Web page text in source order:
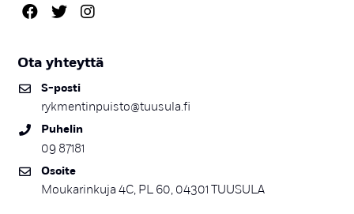
Ota yh­teyt­tä
S-pos­ti
rykmentinpuisto@tuusula.fi
Pu­he­lin
09 87181
Osoi­te
Moukarinkuja 4C, PL 60, 04301 TUUSULA